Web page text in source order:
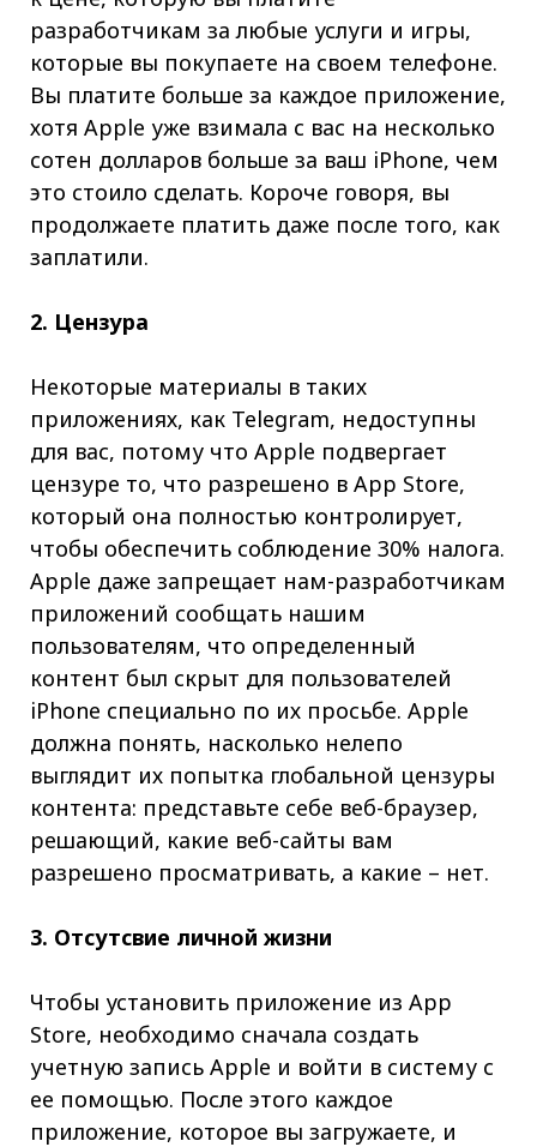
разработчикам за любые услуги и игры,
которые вы покупаете на своем телефоне.
Вы платите больше за каждое приложение,
хотя Apple уже взимала с вас на несколько
сотен долларов больше за ваш iPhone, чем
это стоило сделать. Короче говоря, вы
продолжаете платить даже после того, как
заплатили.
2. Цензура
Некоторые материалы в таких
приложениях, как Telegram, недоступны
для вас, потому что Apple подвергает
цензуре то, что разрешено в App Store,
который она полностью контролирует,
чтобы обеспечить соблюдение 30% налога.
Apple даже запрещает нам-разработчикам
приложений сообщать нашим
пользователям, что определенный
контент был скрыт для пользователей
iPhone специально по их просьбе. Apple
должна понять, насколько нелепо
выглядит их попытка глобальной цензуры
контента: представьте себе веб-браузер,
решающий, какие веб-сайты вам
разрешено просматривать, а какие – нет.
3. Отсутсвие личной жизни
Чтобы установить приложение из App
Store, необходимо сначала создать
учетную запись Apple и войти в систему с
ее помощью. После этого каждое
приложение, которое вы загружаете, и